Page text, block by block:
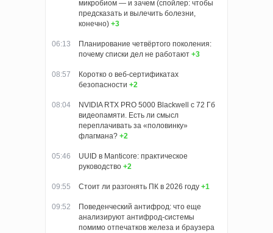
микробиом — и зачем (спойлер: чтобы
предсказать и вылечить болезни,
конечно) +3
06:13
Планирование четвёртого поколения:
почему списки дел не работают +3
08:57
Коротко о веб-сертификатах
безопасности +2
08:04
NVIDIA RTX PRO 5000 Blackwell с 72 Гб
видеопамяти. Есть ли смысл
переплачивать за «половинку»
флагмана? +2
05:46
UUID в Manticore: практическое
руководство +2
09:55 Стоит ли разгонять ПК в 2026 году +1
09:52
Поведенческий антифрод: что еще
анализируют антифрод-системы
помимо отпечатков железа и браузера